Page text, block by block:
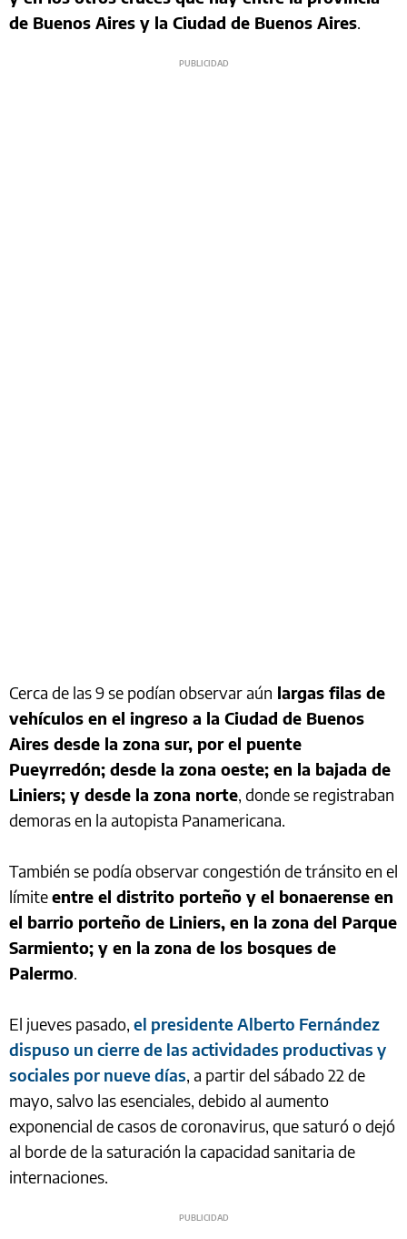
de Buenos Aires y la Ciudad de Buenos Aires.
Cerca de las 9 se podían observar aún largas filas de
vehículos en el ingreso a la Ciudad de Buenos
Aires desde la zona sur, por el puente
Pueyrredón; desde la zona oeste; en la bajada de
Liniers; y desde la zona norte, donde se registraban
demoras en la autopista Panamericana.
También se podía observar congestión de tránsito en el
límiteentre el distrito porteño y el bonaerense en
el barrio porteño de Liniers, en la zona del Parque
Sarmiento; y en la zona de los bosques de
Palermo.
El jueves pasado, el presidente Alberto Fernández
dispuso un cierre de las actividades productivas y
sociales por nueve días, a partir del sábado 22 de
mayo, salvo las esenciales, debido al aumento
exponencial de casos de coronavirus, que saturó o dejó
al borde de la saturación la capacidad sanitaria de
internaciones.